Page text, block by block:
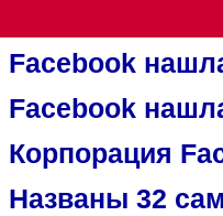
Facebook
Facebook
Корпорация
Названы 32